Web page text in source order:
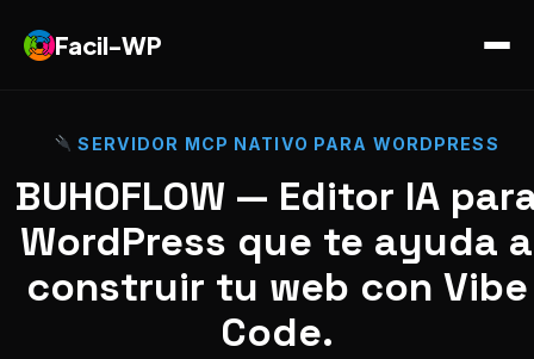
Facil-WP
SERVIDOR MCP NATIVO PARA WORDPRESS
BUHOFLOW — Editor IA
WordPress que te ayuda a
construir tu web con Vibe
Code.